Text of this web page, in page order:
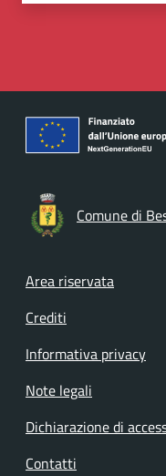
Comune di
Footer menu
Area riservata
Crediti
Informativa privacy
Note legali
Dichiarazione di
Contatti